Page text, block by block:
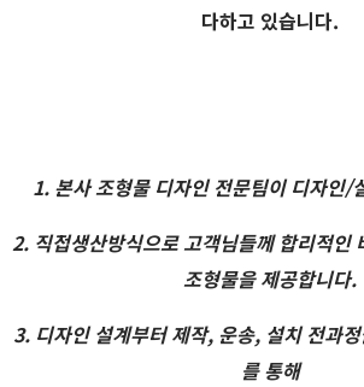
다하고 있습니다.
1. 본사 조형물 디자인 전문팀이 디자인/
2. 직접생산방식으로 고객님들께 합리적인
조형물을 제공합니다.
3. 디자인 설계부터 제작, 운송, 설치 전과
를 통해